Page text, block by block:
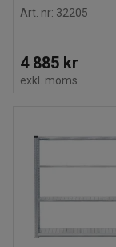
Art. nr: 32205
4 885 kr
exkl. moms